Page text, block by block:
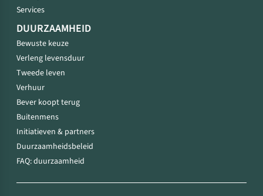
Services
DUURZAAMHEID
Bewuste keuze
Verleng levensduur
Tweede leven
Verhuur
Bever koopt terug
Buitenmens
Initiatieven & partners
Duurzaamheidsbeleid
FAQ: duurzaamheid